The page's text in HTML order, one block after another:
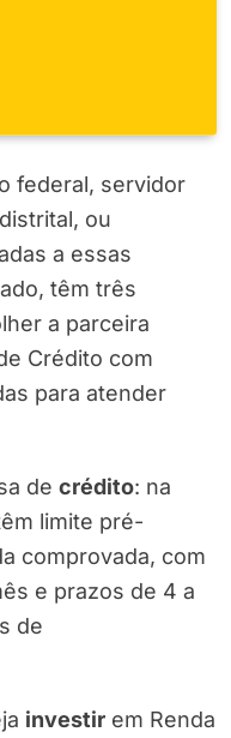
federal, servidor
ou
a essas
têm três
a parceira
Crédito com
para atender
de crédito: na
limite pré-
comprovada, com
e prazos de 4 a
de
investir em Renda